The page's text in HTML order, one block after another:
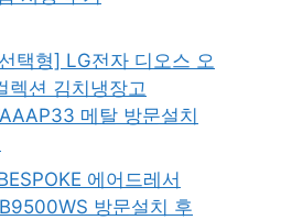
택형] LG전자 디오스 오
렉션 김치냉장고
메탈 방문설치
에어드레서
방문설치 후